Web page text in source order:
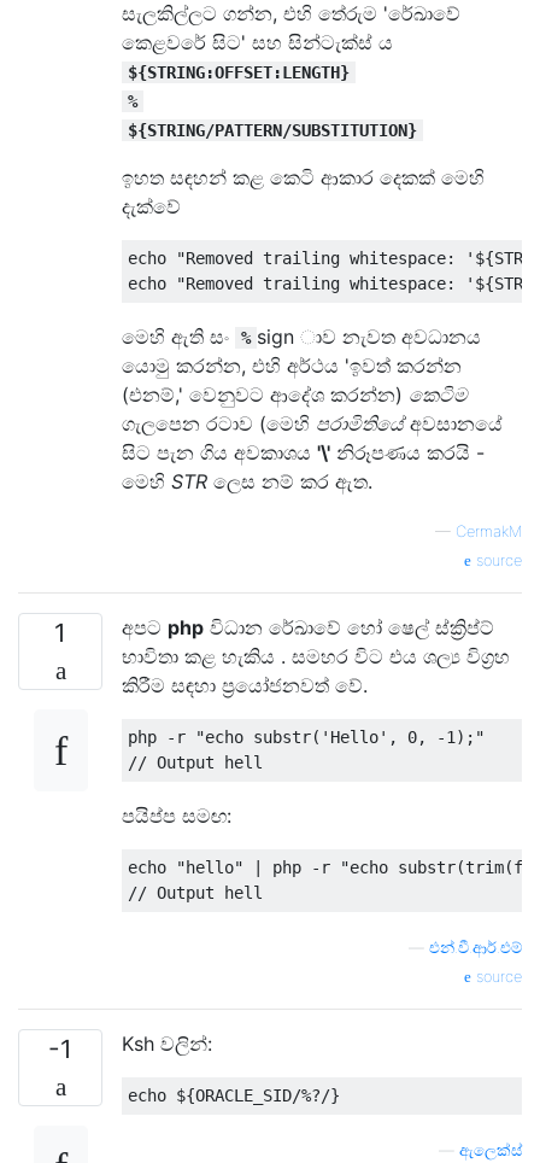
සැලකිල්ලට ගන්න, එහි තේරුම 'රේඛාවේ
කෙළවරේ සිට' සහ සින්ටැක්ස් ය
${STRING:OFFSET:LENGTH}
%
${STRING/PATTERN/SUBSTITUTION}
ඉහත සඳහන් කළ කෙටි ආකාර දෙකක් මෙහි
දැක්වේ
echo
"Removed trailing whitespace:
echo
"Removed trailing whitespace:
මෙහි ඇති සං % sign ාව නැවත අවධානය
යොමු කරන්න, එහි අර්ථය 'ඉවත් කරන්න
(එනම්,' වෙනුවට ආදේශ කරන්න) කෙටිම
ගැලපෙන රටාව (මෙහි පරාමිතියේඅවසානයේ
සිට පැන ගිය අවකාශය '\' නිරූපණය කරයි -
මෙහි STR ලෙස නම් කර ඇත.
— CermakM
source
1 අපට php විධාන රේඛාවේ හෝ ෂෙල් ස්ක්‍රිප්ට්
භාවිතා කළ හැකිය . සමහර විට එය ශල්‍ය විග්‍රහ
කිරීම සඳහා ප්‍රයෝජනවත් වේ.
php - r
"echo substr('Hello', 0, -1);"
// Output hell
පයිප්ප සමඟ:
echo "hello" php - r
"echo
// Output hell
එන්.වී.ආර්.එම්
source
-1 Ksh වලින්:
echo ${ORACLE_SID/%?/}
ඇලෙක්ස්